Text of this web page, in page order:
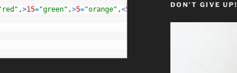
,>15="green" ,>5="orange" ,<5
DON’T GIVE UP!